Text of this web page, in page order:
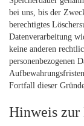
bei uns, bis der
berechtigtes
Datenverarbeitung
keine anderen
personenbezogenen
Fortfall dieser
Hinweis zur